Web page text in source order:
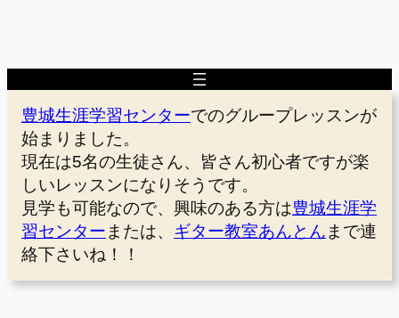
豊城生涯学習センターでのグループレッスンが
始まりました。
現在は5名の生徒さん、皆さん初心者ですが楽
しいレッスンになりそうです。
見学も可能なので、興味のある方は豊城生涯学
習センター または、 ギター教室あんとん まで連
絡下さいね！！